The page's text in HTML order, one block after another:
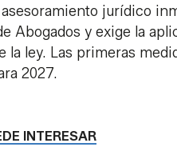
jurídico
Abogados y exige la
la ley. Las primeras
2027.
INTERESAR